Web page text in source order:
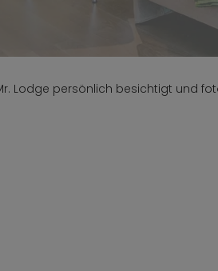
Lodge persönlich besichtigt und